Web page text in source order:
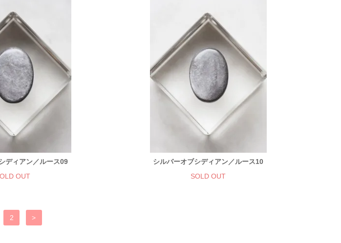
ディアン／ルース09
OUT
シルバーオブシディアン／ルース10
SOLD OUT
2 >